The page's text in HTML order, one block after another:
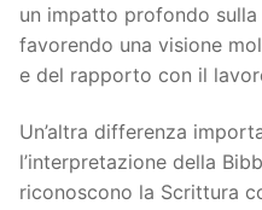
un impatto profondo
favorendo una visione
e del rapporto con il
Un’altra differenza
l’interpretazione della
riconoscono la Scrittura